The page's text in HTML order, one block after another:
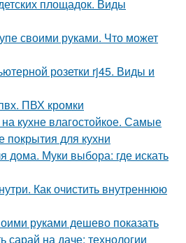
площадок. Виды
своими руками. Что может
розетки rj45. Виды и
ПВХ кромки
кухне влагостойкое. Самые
для кухни
дома. Муки выбора: где искать
Как очистить внутреннюю
руками дешево показать
сарай на даче: технологии